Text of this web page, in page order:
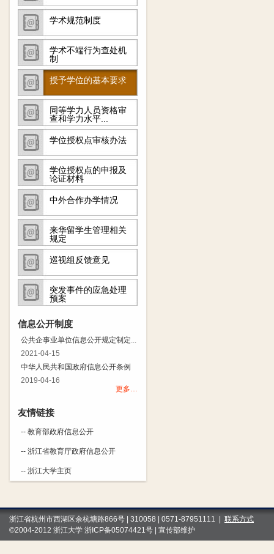
学术规范制度
学术不端行为查处机
制
授予学位的基本要求
同等学力人员资格审
查和学力水平...
学位授权点审核办法
学位授权点的申报及
论证材料
中外合作办学情况
来华留学生管理相关
规定
巡视组反馈意见
突发事件的应急处理
预案
信息公开制度
公共企事业单位信息公开规定制定...
2021-04-15
中华人民共和国政府信息公开条例
2019-04-16
更多…
友情链接
-- 教育部政府信息公开
-- 浙江省教育厅政府信息公开
-- 浙江大学主页
浙江省杭州市西湖区余杭塘路866号 | 310058 | 0571-87951111 | 联系方式
©2004-2012 浙江大学 浙ICP备05074421号 | 宣传部维护